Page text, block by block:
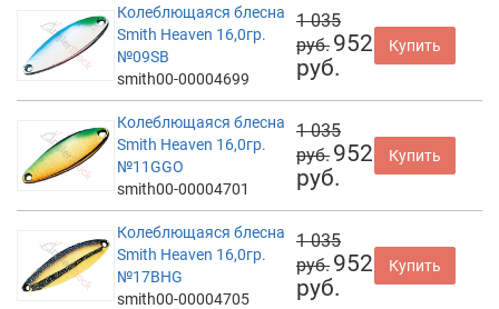
Колеблющаяся блесна
Smith Heaven 16,0гр.
№09SB
smith00-00004699
1 035
руб. 952
руб.
Купить
Колеблющаяся блесна
Smith Heaven 16,0гр.
№11GGO
smith00-00004701
1 035
руб. 952
руб.
Купить
Колеблющаяся блесна
Smith Heaven 16,0гр.
№17BHG
smith00-00004705
1 035
руб. 952
руб.
Купить